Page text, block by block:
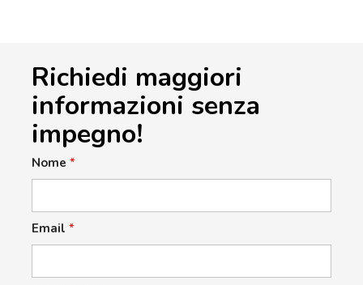
Richiedi maggiori
informazioni senza
impegno!
Nome *
Email *